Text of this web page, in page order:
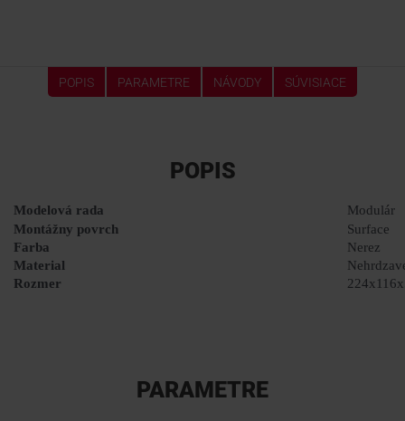
POPIS PARAMETRE NÁVODY SÚVISIACE
POPIS
Modelová rada
Modulár
Montážny povrch
Surface
Farba
Nerez
Material
Rozmer
PARAMETRE